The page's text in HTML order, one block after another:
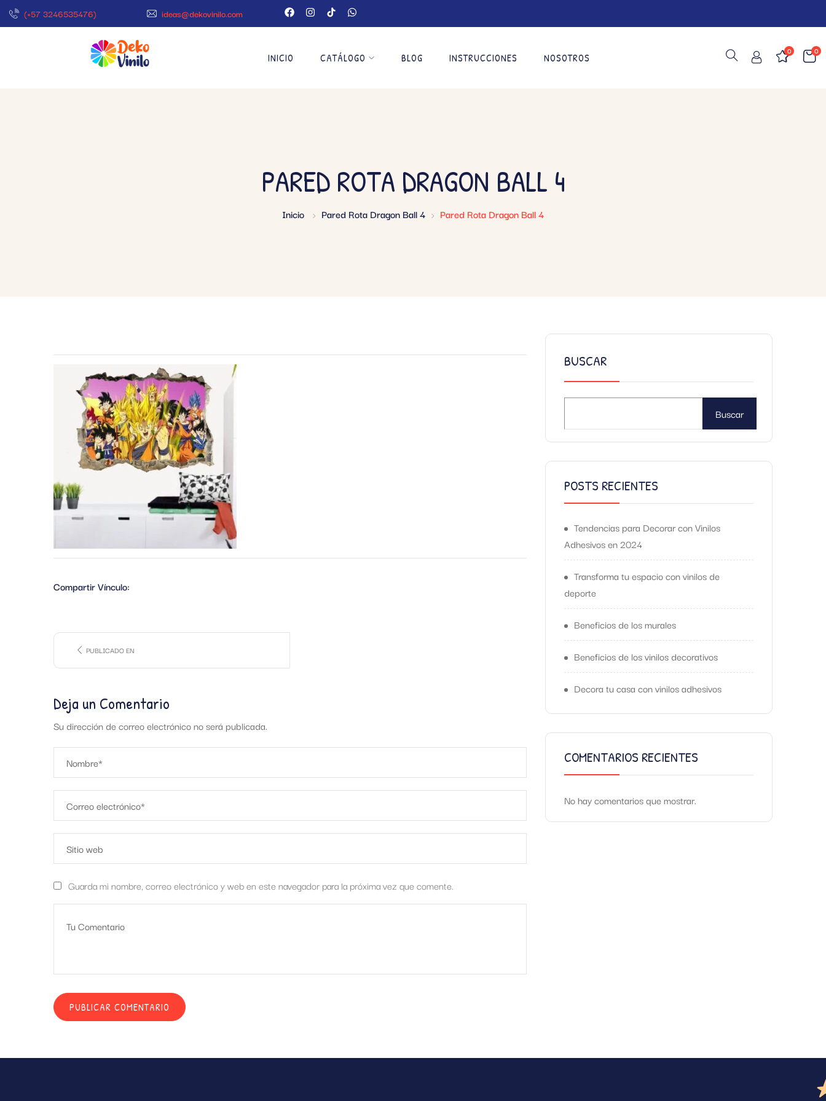
(+57 3246535476) ideas@dekovinilo.com
INICIO CATÁLOGO BLOG INSTRUCCIONES NOSOTROS
0
0
PARED ROTA DRAGON BALL 4
Inicio Pared Rota Dragon Ball 4 Pared Rota Dragon Ball 4
Compartir Vínculo:
PUBLICADO EN
Deja un Comentario
Su dirección de correo electrónico no será publicada.
Guarda mi nombre, correo electrónico y web en este navegador para la próxima vez que comente.
BUSCAR
Buscar
POSTS RECIENTES
Tendencias para Decorar con Vinilos
Adhesivos en 2024
Transforma tu espacio con vinilos de
deporte
Beneficios de los murales
Beneficios de los vinilos decorativos
Decora tu casa con vinilos adhesivos
COMENTARIOS RECIENTES
No hay comentarios que mostrar.